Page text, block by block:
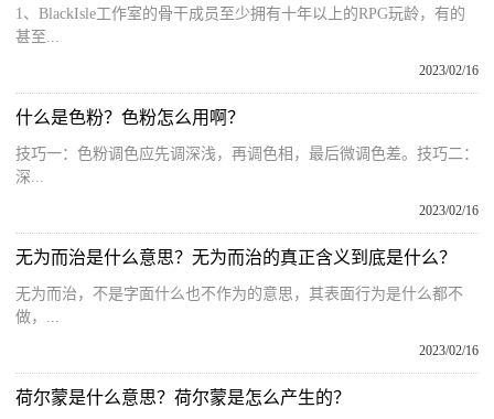
1、BlackIsle工作室的骨干成员至少拥有十年以上的RPG玩龄，有的
甚至...
2023/02/16
什么是色粉？色粉怎么用啊？
技巧一：色粉调色应先调深浅，再调色相，最后微调色差。技巧二：
深...
2023/02/16
无为而治是什么意思？无为而治的真正含义到底是什么？
无为而治，不是字面什么也不作为的意思，其表面行为是什么都不
做，...
2023/02/16
荷尔蒙是什么意思？荷尔蒙是怎么产生的？